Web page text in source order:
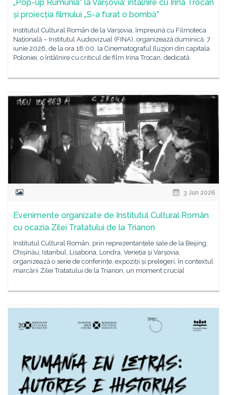
„Pop-up Rumunia” la Varșovia: întâlnire cu Irina Trocan
și proiecția filmului „S-a furat o bombă”
Institutul Cultural Român de la Varșovia, împreună cu Filmoteca
Națională – Institutul Audiovizual (FINA), organizează duminică, 7
iunie 2026, de la ora 18:00, la Cinematograful Iluzjon din capitala
Poloniei, o întâlnire cu criticul de film Irina Trocan, dedicată
3 Jun 2026
Evenimente organizate de Institutul Cultural Român
cu ocazia Zilei Tratatului de la Trianon
Institutul Cultural Român, prin reprezentanțele sale de la Beijing,
Chișinău, Istanbul, Lisabona, Londra, Veneția și Varșovia,
organizează o serie de conferințe, expoziții și prelegeri, în contextul
marcării Zilei Tratatului de la Trianon, un moment crucial